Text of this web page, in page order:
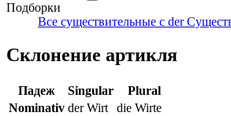
Подборки
Все существительные с der
Склонение артикля
Падеж Singular
Plural
Nominativ der Wirt
die Wirte